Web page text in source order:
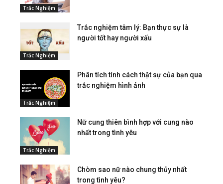
Trắc Nghiệm
Trắc Nghiệm
Trắc nghiệm tâm lý: Bạn thực sự là
người tốt hay người xấu
Trắc Nghiệm
Phân tích tính cách thật sự của bạn qua
trắc nghiệm hình ảnh
Trắc Nghiệm
Nữ cung thiên bình hợp với cung nào
nhất trong tình yêu
Chòm sao nữ nào chung thủy nhất
trong tình yêu?